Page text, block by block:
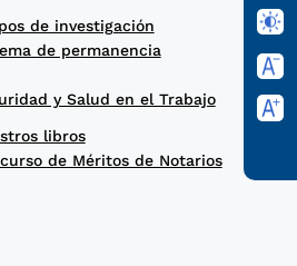
y Salud en el Trabajo
de permanencia
de Méritos de Notarios
de investigación
libros